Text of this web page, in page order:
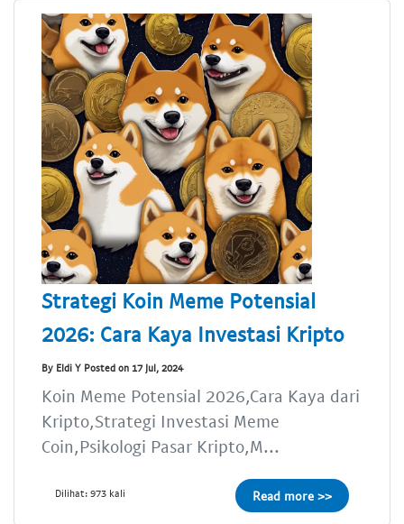
Strategi Koin Meme Potensial
2026: Cara Kaya Investasi Kripto
By Eldi Y Posted on 17 Jul, 2024
Koin Meme Potensial 2026,Cara Kaya dari
Kripto,Strategi Investasi Meme
Coin,Psikologi Pasar Kripto,M...
Dilihat: 973 kali Read more >>